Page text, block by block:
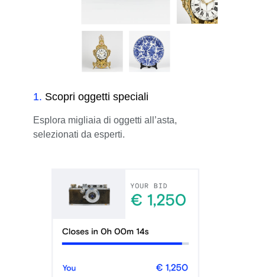
1. Scopri oggetti speciali
Esplora migliaia di oggetti all’asta,
selezionati da esperti.